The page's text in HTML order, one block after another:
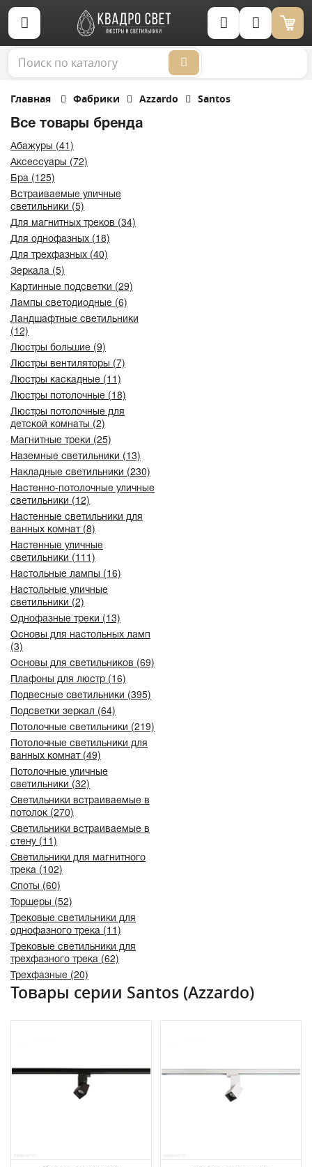
Корзина (0)
Главная Фабрики Azzardo Santos
Все товары бренда
Абажуры (41)
Аксессуары (72)
Бра (125)
Встраиваемые уличные
светильники (5)
Для магнитных треков (34)
Для однофазных (18)
Для трехфазных (40)
Зеркала (5)
Картинные подсветки (29)
Лампы светодиодные (6)
Ландшафтные светильники
(12)
Люстры большие (9)
Люстры вентиляторы (7)
Люстры каскадные (11)
Люстры потолочные (18)
Люстры потолочные для
детской комнаты (2)
Магнитные треки (25)
Наземные светильники (13)
Накладные светильники (230)
Настенно-потолочные уличные
светильники (12)
Настенные светильники для
ванных комнат (8)
Настенные уличные
светильники (111)
Настольные лампы (16)
Настольные уличные
светильники (2)
Однофазные треки (13)
Основы для настольных ламп
(3)
Основы для светильников (69)
Плафоны для люстр (16)
Подвесные светильники (395)
Подсветки зеркал (64)
Потолочные светильники (219)
Потолочные светильники для
ванных комнат (49)
Потолочные уличные
светильники (32)
Светильники встраиваемые в
потолок (270)
Светильники встраиваемые в
стену (11)
Светильники для магнитного
трека (102)
Споты (60)
Торшеры (52)
Трековые светильники для
однофазного трека (11)
Трековые светильники для
трехфазного трека (62)
Трехфазные (20)
Товары серии Santos (Azzardo)